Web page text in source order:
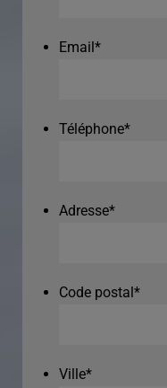
Email*
Téléphone*
Adresse*
Code postal*
Ville*